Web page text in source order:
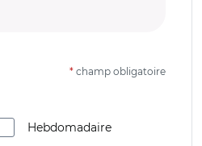
* champ obligatoire
Hebdomadaire